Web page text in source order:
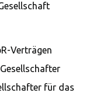
Verträgen
für das